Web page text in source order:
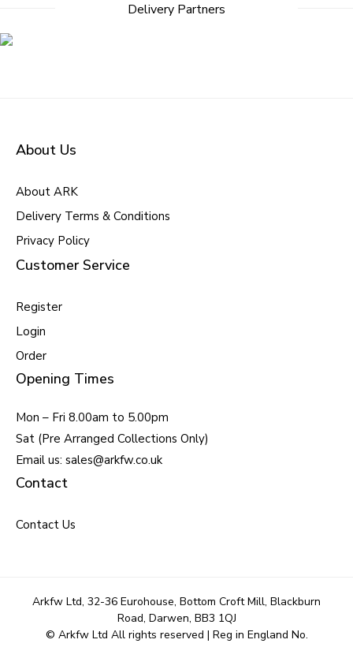
Delivery Partners
About Us
About ARK
Delivery Terms & Conditions
Privacy Policy
Customer Service
Register
Login
Order
Opening Times
Mon – Fri 8.00am to 5.00pm
Sat (Pre Arranged Collections Only)
Email us: sales@arkfw.co.uk
Contact
Contact Us
Arkfw Ltd, 32-36 Eurohouse, Bottom Croft Mill, Blackburn
Road, Darwen, BB3 1QJ
© Arkfw Ltd All rights reserved | Reg in England No.